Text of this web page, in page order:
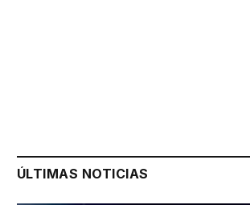
ÚLTIMAS NOTICIAS